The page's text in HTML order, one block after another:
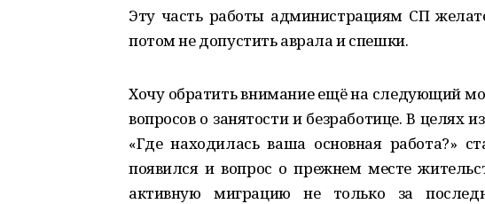
Эту часть работы администрациям СП
потом не допустить аврала и спешки.
Хочу обратить внимание ещё на следующий
вопросов о занятости и безработице. В целях
«Где находилась ваша основная работа?»
появился и вопрос о прежнем месте
активную миграцию не только за